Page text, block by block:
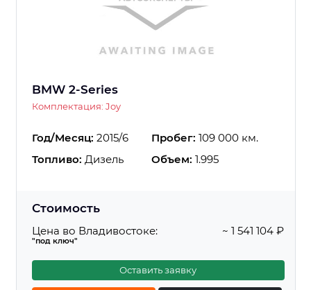
BMW 2-Series
Комплектация: Joy
Год/Месяц: 2015/6 Пробег: 109 000 км.
Топливо: Дизель Объем: 1.995
Стоимость
Цена во Владивостоке:
"под ключ"
~ 1 541 104 ₽
Оставить заявку